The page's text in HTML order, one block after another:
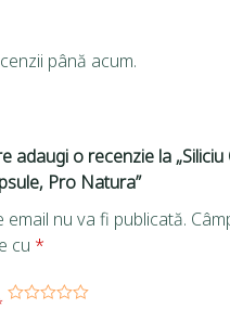
până acum.
adaugi o recenzie la
Pro Natura”
email nu va fi publicată.
cu *